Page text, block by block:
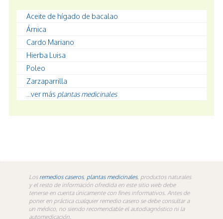
Aceite de hígado de bacalao
Árnica
Cardo Mariano
Hierba Luisa
Poleo
Zarzaparrilla
...ver más plantas medicinales
Los remedios caseros, plantas medicinales, productos naturales
y el resto de información ofredida en este sitio web debe
tenerse en cuenta únicamente con fines informativos. Antes de
poner en práctica cualquier remedio casero se debe consultar a
un médico, no siendo recomendable el autodiagnóstico ni la
automedicación.